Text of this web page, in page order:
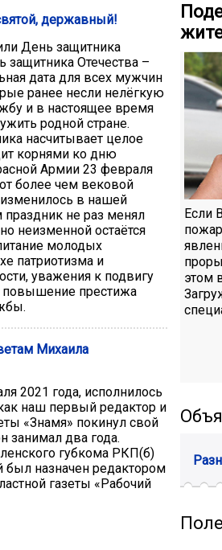
державный!
День защитника
защитника Отечества –
дата для всех мужчин
ранее несли нелёгкую
и в настоящее время
родной стране.
насчитывает целое
корнями ко дню
Армии 23 февраля
более чем вековой
в нашей
праздник не раз менял
неизменной остаётся
молодых
патриотизма и
уважения к подвигу
повышение престижа
Михаила
2021 года, исполнилось
наш первый редактор и
«Знамя» покинул свой
занимал два года.
губкома РКП(б)
был назначен редактором
газеты «Рабочий
Если
этом